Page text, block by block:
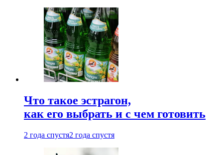
Что такое эстрагон,
как его выбрать и с чем готовить
2 года спустя2 года спустя